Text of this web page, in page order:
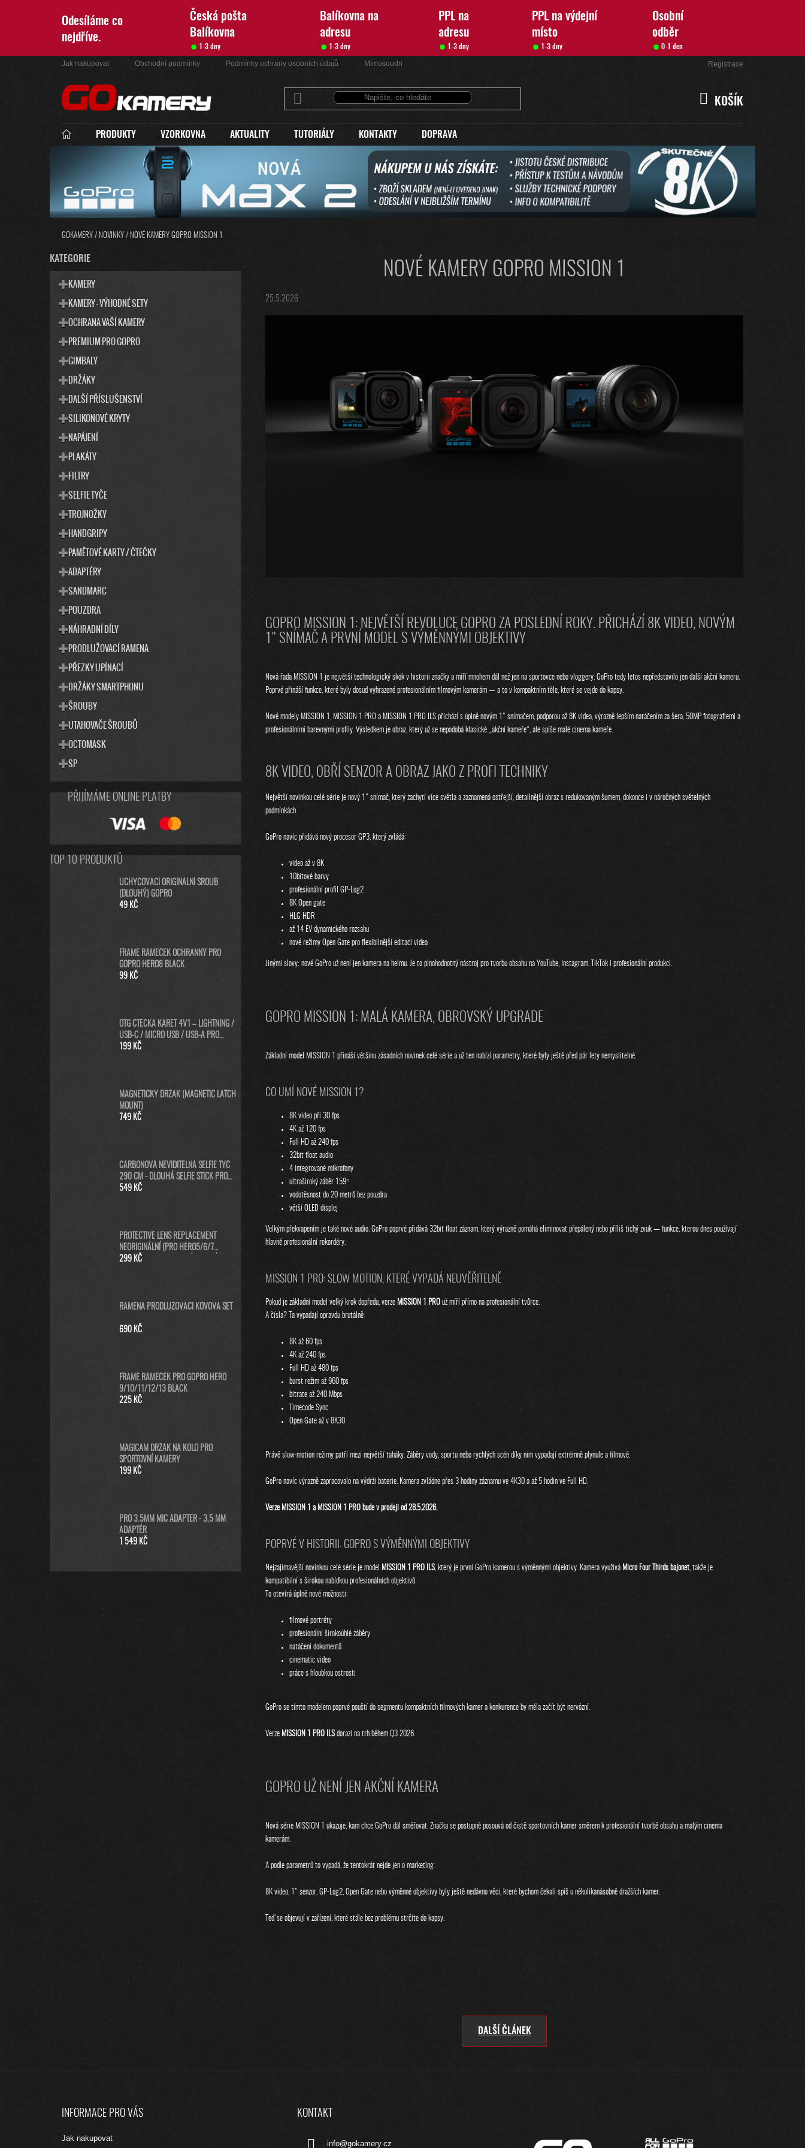
Odesíláme co
nejdříve.
Česká pošta
Balíkovna
Balíkovna na
adresu
PPL na
adresu
PPL na výdejní
místo
Osobní
odběr
1-3 dny 1-3 dny 1-3 dny 1-3 dny 0-1 den
Jak nakupovat Obchodní podmínky Podmínky ochrany osobních údajů Mimosoudní řešení sporů Registrace
KOŠÍK
KOŠÍK
PRODUKTY VZORKOVNA AKTUALITY TUTORIÁLY KONTAKTY DOPRAVA
GOKAMERY / NOVINKY / NOVÉ KAMERY GOPRO MISSION 1
P
O
PŘESKOČIT
KATEGORIE
K
A
KATEGORIE
KAMERY
KAMERY - VÝHODNÉ SETY
OCHRANA VAŠÍ KAMERY
PREMIUM PRO GOPRO
GIMBALY
DRŽÁKY
DALŠÍ PŘÍSLUŠENSTVÍ
SILIKONOVÉ KRYTY
NAPÁJENÍ
PLAKÁTY
FILTRY
SELFIE TYČE
TROJNOŽKY
HANDGRIPY
PAMĚTOVÉ KARTY / ČTEČKY
ADAPTÉRY
SANDMARC
POUZDRA
NÁHRADNÍ DÍLY
PRODLUŽOVACÍ RAMENA
PŘEZKY UPÍNACÍ
DRŽÁKY SMARTPHONU
ŠROUBY
UTAHOVAČE ŠROUBŮ
OCTOMASK
SP
PŘIJÍMÁME ONLINE PLATBY
TOP 10 PRODUKTŮ
UCHYCOVACÍ ORIGINÁLNÍ ŠROUB
(DLOUHÝ) GOPRO
49 KČ
FRAME RÁMEČEK OCHRANNÝ PRO
GOPRO HERO8 BLACK
99 KČ
OTG ČTEČKA KARET 4V1 – LIGHTNING /
USB-C / MICRO USB / USB-A PRO
IPHONE, ANDROID, PC
199 KČ
MAGNETICKÝ DRŽÁK (MAGNETIC LATCH
MOUNT)
749 KČ
CARBONOVÁ NEVIDITELNÁ SELFIE TYČ
290 CM - DLOUHÁ SELFIE STICK PRO
GOPRO MAX A INSTA360
549 KČ
PROTECTIVE LENS REPLACEMENT
NEORIGINÁLNÍ (PRO HERO5/6/7
BLACK/HERO 2018) - NÁHRADNÍ
299 KČ
RAMENA PRODLUŽOVACÍ KOVOVÁ SET
690 KČ
FRAME RÁMEČEK PRO GOPRO HERO
9/10/11/12/13 BLACK
225 KČ
MAGICAM DRŽÁK NA KOLO PRO
SPORTOVNÍ KAMERY
199 KČ
PRO 3.5MM MIC ADAPTER - 3,5 MM
ADAPTÉR
1 549 KČ
NOVÉ KAMERY GOPRO MISSION 1
25.5.2026
GOPRO MISSION 1: NEJVĚTŠÍ REVOLUCE GOPRO ZA POSLEDNÍ ROKY. PŘICHÁZÍ 8K VIDEO, NOVÝM
1" SNÍMAČ A PRVNÍ MODEL S VÝMĚNNÝMI OBJEKTIVY
Nová řada MISSION 1 je největší technologický skok v historii značky a míří mnohem dál než jen na sportovce nebo vloggery. GoPro tedy letos nepředstavilo jen další akční kameru.
Poprvé přináší funkce, které byly dosud vyhrazené profesionálním filmovým kamerám — a to v kompaktním těle, které se vejde do kapsy.
Nové modely MISSION 1, MISSION 1 PRO a MISSION 1 PRO ILS přichází s úplně novým 1" snímačem, podporou až 8K videa, výrazně lepším natáčením za šera, 50MP fotografiemi a
profesionálními barevnými profily. Výsledkem je obraz, který už se nepodobá klasické „akční kameře“, ale spíše malé cinema kameře.
8K VIDEO, OBŘÍ SENZOR A OBRAZ JAKO Z PROFI TECHNIKY
Největší novinkou celé série je nový 1" snímač, který zachytí více světla a zaznamená ostřejší, detailnější obraz s redukovaným šumem, dokonce i v náročných světelných
podmínkách.
GoPro navíc přidává nový procesor GP3, který zvládá:
video až v 8K
10bitové barvy
profesionální profil GP-Log2
8K Open gate
HLG HDR
až 14 EV dynamického rozsahu
nové režimy Open Gate pro flexibilnější editaci videa
Jinými slovy: nové GoPro už není jen kamera na helmu. Je to plnohodnotný nástroj pro tvorbu obsahu na YouTube, Instagram, TikTok i profesionální produkci.
GOPRO MISSION 1: MALÁ KAMERA, OBROVSKÝ UPGRADE
Základní model MISSION 1 přináší většinu zásadních novinek celé série a už ten nabízí parametry, které byly ještě před pár lety nemyslitelné.
CO UMÍ NOVÉ MISSION 1?
8K video při 30 fps
4K až 120 fps
Full HD až 240 fps
32bit float audio
4 integrované mikrofony
ultraširoký záběr 159°
vodotěsnost do 20 metrů bez pouzdra
větší OLED displej
Velkým překvapením je také nové audio. GoPro poprvé přidává 32bit float záznam, který výrazně pomáhá eliminovat přepálený nebo příliš tichý zvuk — funkce, kterou dnes používají
hlavně profesionální rekordéry.
MISSION 1 PRO: SLOW MOTION, KTERÉ VYPADÁ NEUVĚŘITELNĚ
Pokud je základní model velký krok dopředu, verze MISSION 1 PRO už míří přímo na profesionální tvůrce.
A čísla? Ta vypadají opravdu brutálně:
8K až 60 fps
4K až 240 fps
Full HD až 480 fps
burst režim až 960 fps
bitrate až 240 Mbps
Timecode Sync
Open Gate až v 8K30
Právě slow-motion režimy patří mezi největší taháky. Záběry vody, sportu nebo rychlých scén díky nim vypadají extrémně plynule a filmově.
GoPro navíc výrazně zapracovalo na výdrži baterie. Kamera zvládne přes 3 hodiny záznamu ve 4K30 a až 5 hodin ve Full HD.
Verze MISSION 1 a MISSION 1 PRO bude v prodeji od 28.5.2026.
POPRVÉ V HISTORII: GOPRO S VÝMĚNNÝMI OBJEKTIVY
Nejzajímavější novinkou celé série je model MISSION 1 PRO ILS, který je první GoPro kamerou s výměnnými objektivy. Kamera využívá Micro Four Thirds bajonet, takže je
kompatibilní s širokou nabídkou profesionálních objektivů.
To otevírá úplně nové možnosti:
filmové portréty
profesionální širokoúhlé záběry
natáčení dokumentů
cinematic video
práce s hloubkou ostrosti
GoPro se tímto modelem poprvé pouští do segmentu kompaktních filmových kamer a konkurence by měla začít být nervózní.
Verze MISSION 1 PRO ILS dorazí na trh během Q3 2026.
GOPRO UŽ NENÍ JEN AKČNÍ KAMERA
Nová série MISSION 1 ukazuje, kam chce GoPro dál směřovat. Značka se postupně posouvá od čistě sportovních kamer směrem k profesionální tvorbě obsahu a malým cinema
kamerám.
A podle parametrů to vypadá, že tentokrát nejde jen o marketing.
8K video, 1" senzor, GP-Log2, Open Gate nebo výměnné objektivy byly ještě nedávno věci, které bychom čekali spíš u několikanásobně dražších kamer.
Teď se objevují v zařízení, které stále bez problému strčíte do kapsy.
DALŠÍ ČLÁNEK
INFORMACE PRO VÁS
Jak nakupovat
KONTAKT
info@gokamery.cz